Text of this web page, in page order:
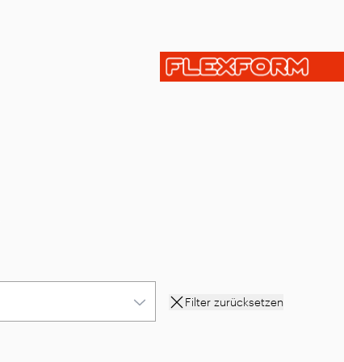
Filter zurücksetzen